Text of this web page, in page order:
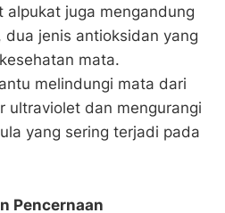
alpukat juga mengandung
jenis antioksidan yang
mata.
melindungi mata dari
ultraviolet dan mengurangi
yang sering terjadi pada
Pencernaan